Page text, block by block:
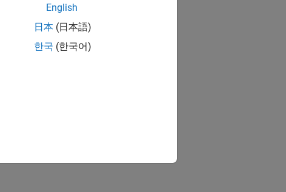
English
日本 (日本語)
한국 (한국어)